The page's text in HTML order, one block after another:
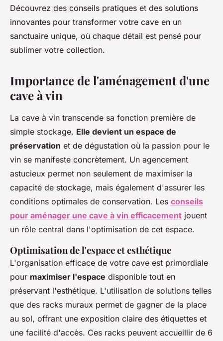
Découvrez des conseils pratiques et des solutions
innovantes pour transformer votre cave en un
sanctuaire unique, où chaque détail est pensé pour
sublimer votre collection.
Importance de l'aménagement d'une
cave à vin
La cave à vin transcende sa fonction première de
simple stockage. Elle devient un espace de
préservation et de dégustation où la passion pour le
vin se manifeste concrètement. Un agencement
astucieux permet non seulement de maximiser la
capacité de stockage, mais également d'assurer les
conditions optimales de conservation. Les conseils
pour aménager une cave à vin efficacement jouent
un rôle central dans l'optimisation de cet espace.
Optimisation de l'espace et esthétique
L'organisation efficace de votre cave est primordiale
pour maximiser l'espace disponible tout en
préservant l'esthétique. L'utilisation de solutions telles
que des racks muraux permet de gagner de la place
au sol, offrant une exposition claire des étiquettes et
une facilité d'accès. Ces racks peuvent accueillir de 6